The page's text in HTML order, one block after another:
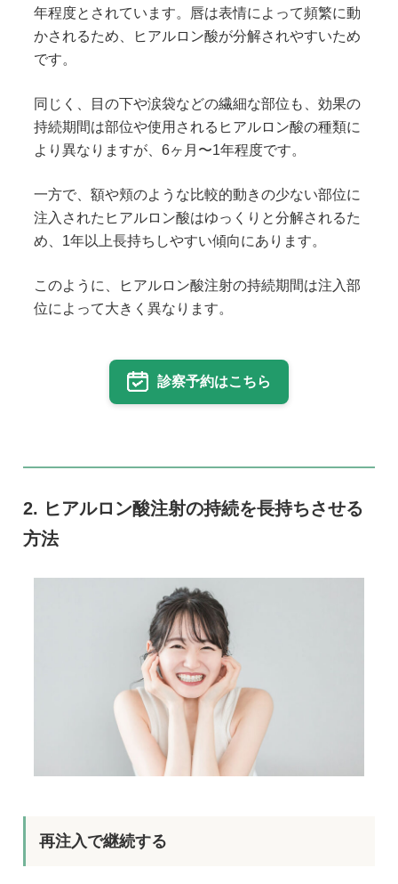
年程度とされています。唇は表情によって頻繁に動
かされるため、ヒアルロン酸が分解されやすいため
です。
同じく、目の下や涙袋などの繊細な部位も、効果の
持続期間は部位や使用されるヒアルロン酸の種類に
より異なりますが、6ヶ月〜1年程度です。
一方で、額や頬のような比較的動きの少ない部位に
注入されたヒアルロン酸はゆっくりと分解されるた
め、1年以上長持ちしやすい傾向にあります。
このように、ヒアルロン酸注射の持続期間は注入部
位によって大きく異なります。
診察予約はこちら
ヒアルロン酸注射の持続を長持ちさせる
方法
再注入で継続する